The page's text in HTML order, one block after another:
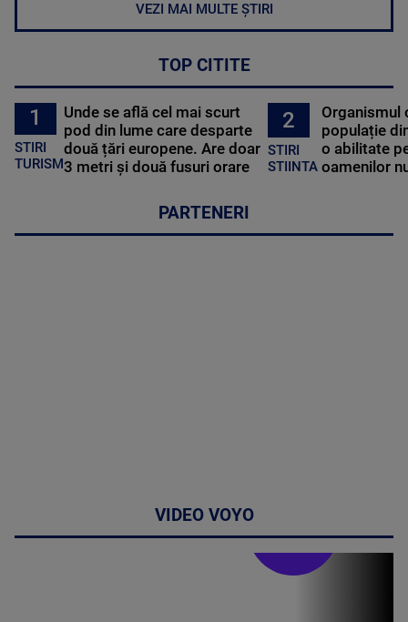
VEZI MAI MULTE ȘTIRI
TOP CITITE
1
STIRI
TURISM
Unde se află cel mai scurt
pod din lume care desparte
două țări europene. Are doar
3 metri și două fusuri orare
2
STIRI
STIINTA
Organismul
populație
o abilitate
oamenilor
PARTENERI
VIDEO VOYO